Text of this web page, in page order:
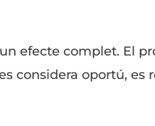
efecte complet. El
considera oportú, es